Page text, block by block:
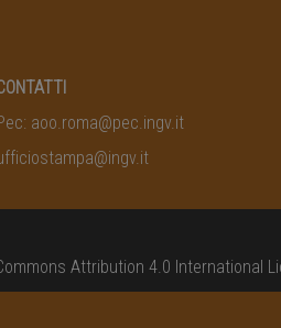
aoo.roma@pec.ingv.it
Attribution 4.0 International